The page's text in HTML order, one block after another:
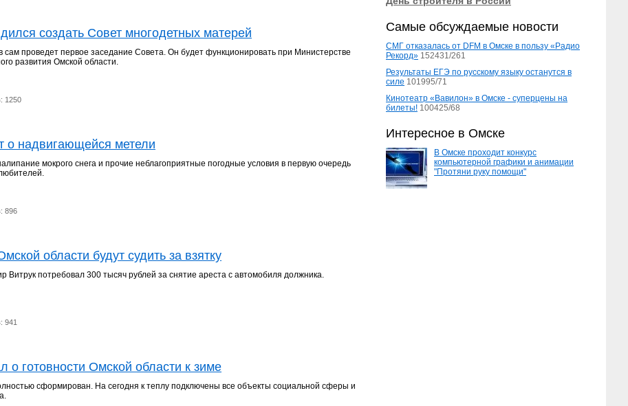
создать Совет многодетных матерей
сам проведет первое заседание Совета. Он будет функционировать при Министерстве
развития Омской области.
1250
о надвигающейся метели
мокрого снега и прочие неблагоприятные погодные условия в первую очередь
896
области будут судить за взятку
Витрук потребовал 300 тысяч рублей за снятие ареста с автомобиля должника.
941
о готовности Омской области к зиме
сформирован. На сегодня к теплу подключены все объекты социальной сферы и
Самые обсуждаемые новости
СМГ отказалась от DFM в Омске в пользу «Радио
Рекорд» 152431/261
Результаты ЕГЭ по русскому языку останутся в
силе 101995/71
Кинотеатр «Вавилон» в Омске - суперцены на
билеты! 100425/68
Интересное в Омске
В Омске проходит конкурс
компьютерной графики и анимации
"Протяни руку помощи"